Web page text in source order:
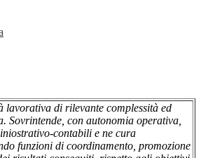
lavorativa di rilevante complessità ed
Sovrintende, con autonomia operativa,
contabili e ne cura
funzioni di coordinamento, promozione